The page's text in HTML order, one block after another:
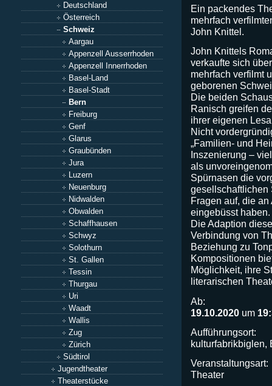
Deutschland
Österreich
Schweiz
Aargau
Appenzell Ausserrhoden
Appenzell Innerrhoden
Basel-Land
Basel-Stadt
Bern
Freiburg
Genf
Glarus
Graubünden
Jura
Luzern
Neuenburg
Nidwalden
Obwalden
Schaffhausen
Schwyz
Solothurn
St. Gallen
Tessin
Thurgau
Uri
Waadt
Wallis
Zug
Zürich
Südtirol
Jugendtheater
Theaterstücke
Ein packendes
mehrfach
John Knittel.
John Knittels
verkaufte sich
mehrfach verfilmt
geborenen
Die beiden
Ranisch greifen
ihrer eigenen
Nicht
„Familien- und
Inszenierung –
als
Spürnasen die
gesellschaftlichen
Fragen auf, die
eingebüsst haben.
Die Adaption
Verbindung von
Beziehung zu
Kompositionen
Möglichkeit, ihre
literarischen
Ab:
19.10.2020 um
Aufführungsort:
kulturfabrikbiglen,
Veranstaltungsart:
Theater